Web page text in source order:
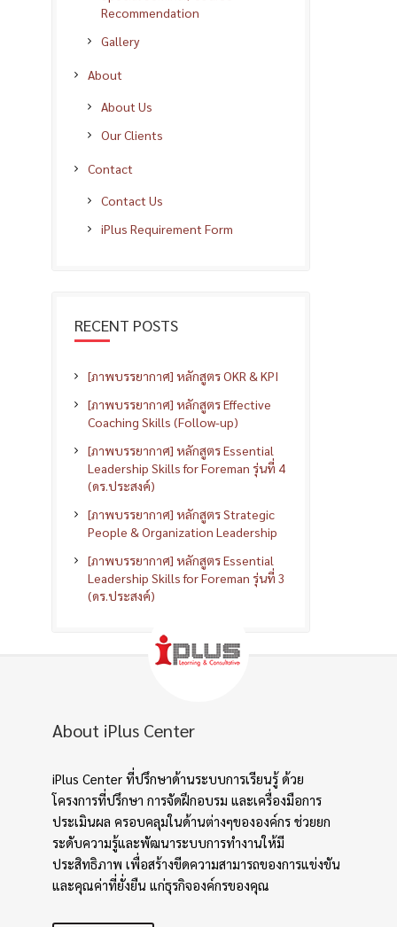
Recommendation
Gallery
About
About Us
Our Clients
Contact
Contact Us
iPlus Requirement Form
RECENT POSTS
[ภาพบรรยากาศ] หลักสูตร OKR & KPI
[ภาพบรรยากาศ] หลักสูตร Effective
Coaching Skills (Follow-up)
[ภาพบรรยากาศ] หลักสูตร Essential
Leadership Skills for Foreman รุ่นที่ 4
(ดร.ประสงค์)
[ภาพบรรยากาศ] หลักสูตร Strategic
People & Organization Leadership
[ภาพบรรยากาศ] หลักสูตร Essential
Leadership Skills for Foreman รุ่นที่ 3
(ดร.ประสงค์)
About iPlus Center
iPlus Center ที่ปรึกษาด้านระบบการเรียนรู้ ด้วย
โครงการที่ปรึกษา การจัดฝึกอบรม และเครื่องมือการ
ประเมินผล ครอบคลุมในด้านต่างๆขององค์กร ช่วยยก
ระดับความรู้และพัฒนาระบบการทำงานให้มี
ประสิทธิภาพ เพื่อสร้างขีดความสามารถของการแข่งขัน
และคุณค่าที่ยั่งยืน แก่ธุรกิจองค์กรของคุณ